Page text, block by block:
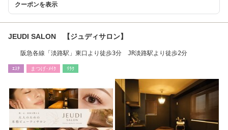
クーポンを表示
JEUDI SALON 【ジュディサロン】
阪急各線「淡路駅」東口より徒歩3分 JR淡路駅より徒歩2分
ｴｽﾃ まつげ･ﾒｲｸ ﾘﾗｸ